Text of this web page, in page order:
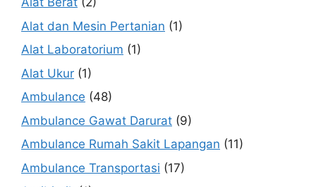
Alat dan Mesin Pertanian (1)
Alat Laboratorium (1)
Alat Ukur (1)
Ambulance (48)
Ambulance Gawat Darurat (9)
Ambulance Rumah Sakit Lapangan (11)
Ambulance Transportasi (17)